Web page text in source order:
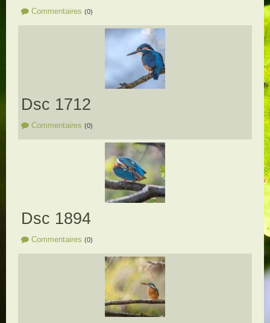
Commentaires (0)
Dsc 1712
Commentaires (0)
Dsc 1894
Commentaires (0)